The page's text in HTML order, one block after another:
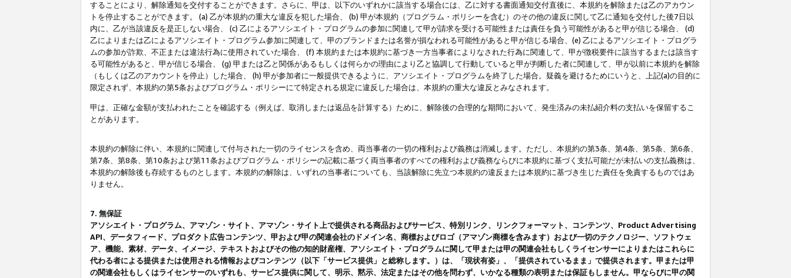
することにより、解除通知を交付することができます。さらに、甲は、以下のいずれかに該当する場合には、乙に対する書面通知交付直後に、本規約を解除または乙のアカウン
トを停止することができます。 (a) 乙が本規約の重大な違反を犯した場合、 (b) 甲が本規約（プログラム・ポリシーを含む）のその他の違反に関して乙に通知を交付した後7日以
内に、乙が当該違反を是正しない場合、 (c) 乙によるアソシエイト・プログラムの参加に関連して甲が請求を受ける可能性または責任を負う可能性があると甲が信じる場合、 (d)
乙によりまたは乙によるアソシエイト・プログラム参加に関連して、甲のブランドまたは名誉が損なわれる可能性があると甲が信じる場合、(e) 乙によるアソシエイト・プログラ
ムの参加が詐欺、不正または違法行為に使用されていた場合、 (f) 本規約または本規約に基づき一方当事者によりなされた行為に関連して、甲が徴税要件に該当するまたは該当す
る可能性があると、甲が信じる場合、 (g) 甲または乙と関係があるもしくは何らかの理由により乙と協調して行動していると甲が判断した者に関連して、甲が以前に本規約を解除
（もしくは乙のアカウントを停止）した場合、 (h) 甲が参加者に一般提供できるように、アソシエイト・プログラムを終了した場合。疑義を避けるためにいうと、上記(a)の目的に
限定されず、本規約の第5条およびプログラム・ポリシーにて特定される規定に違反した場合は、本規約の重大な違反とみなされます。
甲は、正確な金額が支払われたことを確認する（例えば、取消しまたは返品を計算する）ために、解除後の合理的な期間において、発生済みの未払紹介料の支払いを保留するこ
とがあります。
本規約の解除に伴い、本規約に関連して付与された一切のライセンスを含め、両当事者の一切の権利および義務は消滅します。ただし、本規約の第3条、第4条、第5条、第6条、
第7条、第8条、第10条および第11条およびプログラム・ポリシーの記載に基づく両当事者のすべての権利および義務ならびに本規約に基づく支払可能だが未払いの支払義務は、
本規約の解除後も存続するものとします。本規約の解除は、いずれの当事者についても、当該解除に先立つ本規約の違反または本規約に基づき生じた責任を免責するものではあ
りません。
7. 無保証
アソシエイト・プログラム、アマゾン・サイト、アマゾン・サイト上で提供される商品およびサービス、特別リンク、リンクフォーマット、コンテンツ、Product Advertising
API、データフィード、プロダクト広告コンテンツ、甲および甲の関連会社のドメイン名、商標およびロゴ（アマゾン商標を含みます）および一切のテクノロジー、ソフトウェ
ア、機能、素材、データ、イメージ、テキストおよびその他の知的財産権、アソシエイト・プログラムに関して甲または甲の関連会社もしくライセンサーによりまたはこれらに
代わる者による提供または使用される情報およびコンテンツ（以下「サービス提供」と総称します。）は、「現状有姿」、「提供されているまま」で提供されます。甲または甲
の関連会社もしくはライセンサーのいずれも、サービス提供に関して、明示、黙示、法定またはその他を問わず、いかなる種類の表明または保証もしません。甲ならびに甲の関